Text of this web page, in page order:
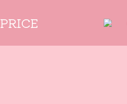
PRICE